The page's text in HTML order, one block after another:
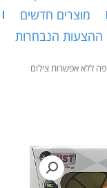
מוצרים חדשים
ללא אפשרות צילום